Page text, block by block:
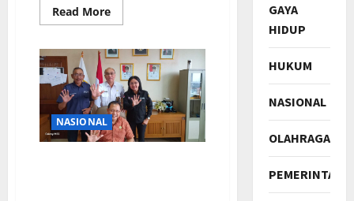
Read MoreRead
more
PERINGATAN
HARI
BURUH
DI
PERADABAN
DIGITAL
NASIONAL
GAYA
HIDUP
HUKUM
NASIONAL
OLAHRAGA
PEMERINTAH